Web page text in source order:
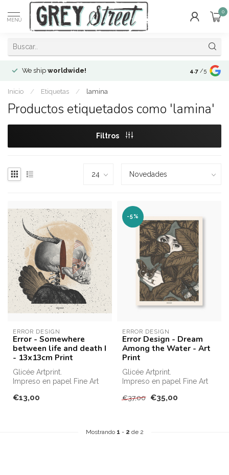
MENÚ
0
We ship worldwide! !Envíos a
4.7 /5
Inicio / Etiquetas / lamina
Productos etiquetados como 'lamina'
Filtros
ERROR DESIGN
Error - Somewhere
between life and death I
- 13x13cm Print
Glicée Artprint.
Impreso en papel Fine Art
50% Algodón 5...
€13,00
-5%
ERROR DESIGN
Error Design - Dream
Among the Water - Art
Print
Glicée Artprint.
Impreso en papel Fine Art
50% Algodón 5...
€37,00 €35,00
Mostrando 1 - 2 de 2